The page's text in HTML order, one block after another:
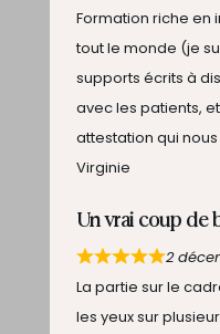
Formation riche en
tout le monde (je
supports écrits à
avec les patients,
attestation qui
Virginie
Un vrai coup de
2
La partie sur le
les yeux sur